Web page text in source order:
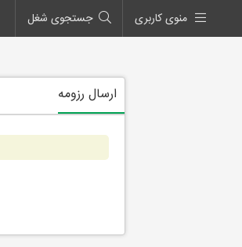
منوی کاربری جستجوی شغل
ارسال رزومه